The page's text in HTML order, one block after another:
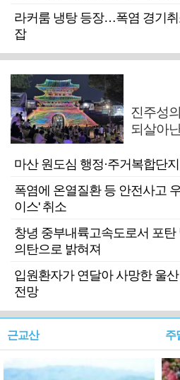
라커룸 냉탕 등장…폭염 경기
잡
진주성
되살아
마산 원도심 행정·주거복합단
폭염에 온열질환 등 안전사고
이스' 취소
창녕 중부내륙고속도로서 포
의탄으로 밝혀져
입원환자가 연달아 사망한 울
전망
근교산 주